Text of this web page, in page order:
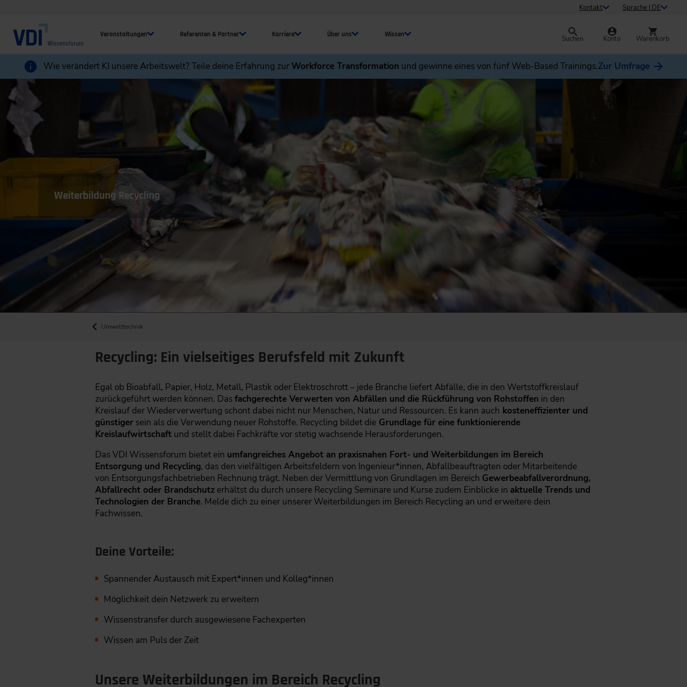
Kontakt Sprache | DE
Veranstaltungen Referenten & Partner Karriere Über uns Wissen Suchen Konto Warenkorb
Wie verändert KI unsere Arbeitswelt? Teile deine Erfahrung zurWorkforce Transformation und gewinne eines von fünf Web-Based Trainings.Zur Umfrage
Weiterbildung Recycling
Umwelttechnik
Recycling: Ein vielseitiges Berufsfeld mit Zukunft
Egal ob Bioabfall, Papier, Holz, Metall, Plastik oder Elektroschrott – jede Branche liefert Abfälle, die in den Wertstoffkreislauf
zurückgeführt werden können. Das fachgerechte Verwerten von Abfällen und die Rückführung von Rohstoffen in den
Kreislauf der Wiederverwertung schont dabei nicht nur Menschen, Natur und Ressourcen. Es kann auch kosteneffizienter und
günstigersein als die Verwendung neuer Rohstoffe. Recycling bildet die Grundlage für eine funktionierende
Kreislaufwirtschaftund stellt dabei Fachkräfte vor stetig wachsende Herausforderungen.
Das VDI Wissensforum bietet ein umfangreiches Angebot an praxisnahen Fort- und Weiterbildungen im Bereich
Entsorgung und Recycling, das den vielfältigen Arbeitsfeldern von Ingenieur*innen, Abfallbeauftragten oder Mitarbeitende
von Entsorgungsfachbetrieben Rechnung trägt. Neben der Vermittlung von Grundlagen im Bereich Gewerbeabfallverordnung,
Abfallrecht oder Brandschutzerhältst du durch unsere Recycling Seminare und Kurse zudem Einblicke in aktuelle Trends und
Technologien der Branche. Melde dich zu einer unserer Weiterbildungen im Bereich Recycling an und erweitere dein
Fachwissen.
Deine Vorteile:
Spannender Austausch mit Expert*innen und Kolleg*innen
Möglichkeit dein Netzwerk zu erweitern
Wissenstransfer durch ausgewiesene Fachexperten
Wissen am Puls der Zeit
Unsere Weiterbildungen im Bereich Recycling